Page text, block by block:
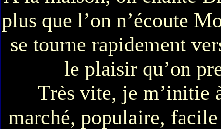
plus que l’on n’écoute
se tourne rapidement
le plaisir qu’on
Très vite, je m’initie
marché, populaire,